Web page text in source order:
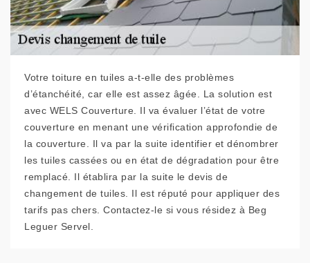
Votre toiture en tuiles a-t-elle des problèmes
d’étanchéité, car elle est assez âgée. La solution est
avec WELS Couverture. Il va évaluer l’état de votre
couverture en menant une vérification approfondie de
la couverture. Il va par la suite identifier et dénombrer
les tuiles cassées ou en état de dégradation pour être
remplacé. Il établira par la suite le devis de
changement de tuiles. Il est réputé pour appliquer des
tarifs pas chers. Contactez-le si vous résidez à Beg
Leguer Servel.